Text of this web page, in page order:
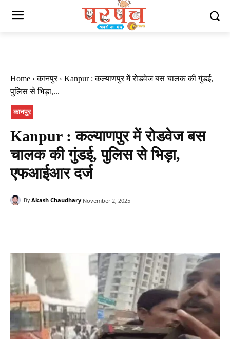
Home कानपुर
Kanpur : कल्याणपुर में रोडवेज बस चालक की गुंडई,
पुलिस से भिड़ा,...
कानपुर
Kanpur : कल्याणपुर में रोडवेज बस
चालक की गुंडई, पुलिस से भिड़ा,
एफआईआर दर्ज
By Akash Chaudhary November 2, 2025